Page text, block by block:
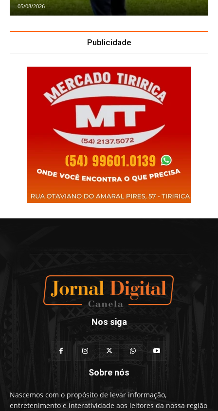
05/08/2026
Publicidade
Nos siga
Sobre nós
Nascemos com o propósito de levar informação,
entretenimento e interatividade aos leitores da nossa região